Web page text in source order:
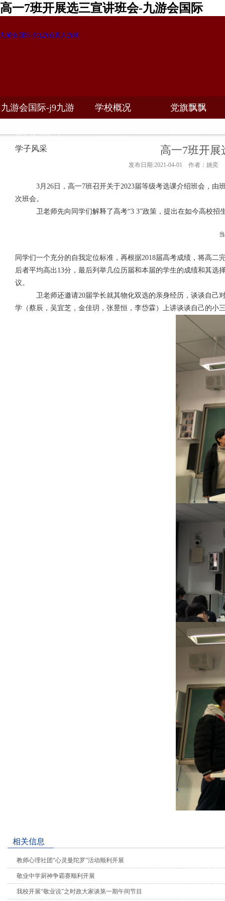
高一7班开展选三宣讲班会-九游会国际
九游会国际-j9九游会真人游戏
九游会国际-j9九游 学校概况 党旗飘飘
学子风采 高一7班开展
发布日期:2021-04-01 作者：姚奕
3月 26 日，高一7班召开关于2023届等级考选课介绍班会，由
次班会。
卫老师先向同学们解释了高考“3 3”政策，提出在如今高校招
同学们一个充分的自我定位标准，再根据2018届高考成绩，将高二
后者平均高出 13分，最后列举几位历届和本届的学生的成绩和其选
议。
卫老师还邀请20届学长就其物化双选的亲身经历，谈谈自己
学（蔡辰，吴宜芝，金佳玥，张昱恒，李岱霖）上讲谈谈自己的
相关信息
教师心理社团“心灵曼陀罗”活动顺利开展
敬业中学厨神争霸赛顺利开展
我校开展“敬业说”之时政大家谈第一期午间节目